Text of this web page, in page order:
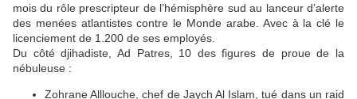
mois du rôle prescripteur de l’hémisphère sud au lanceur d’alerte
des menées atlantistes contre le Monde arabe. Avec à la clé le
licenciement de 1.200 de ses employés.
Du côté djihadiste, Ad Patres, 10 des figures de proue de la
nébuleuse :
Zohrane Alllouche, chef de Jaych Al Islam, tué dans un raid